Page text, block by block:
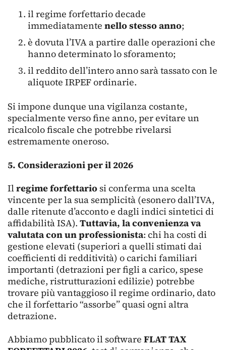
il regime forfettario decade
immediatamente nello stesso anno;
è dovuta l’IVA a partire dalle operazioni che
hanno determinato lo sforamento;
il reddito dell’intero anno sarà tassato con le
aliquote IRPEF ordinarie.
Si impone dunque una vigilanza costante,
specialmente verso fine anno, per evitare un
ricalcolo fiscale che potrebbe rivelarsi
estremamente oneroso.
5. Considerazioni per il 2026
Ilregime forfettario si conferma una scelta
vincente per la sua semplicità (esonero dall’IVA,
dalle ritenute d’acconto e dagli indici sintetici di
affidabilità ISA). Tuttavia, la convenienza va
valutata con un professionista: chi ha costi di
gestione elevati (superiori a quelli stimati dai
coefficienti di redditività) o carichi familiari
importanti (detrazioni per figli a carico, spese
mediche, ristrutturazioni edilizie) potrebbe
trovare più vantaggioso il regime ordinario, dato
che il forfettario “assorbe” quasi ogni altra
detrazione.
Abbiamo pubblicato il software FLAT TAX